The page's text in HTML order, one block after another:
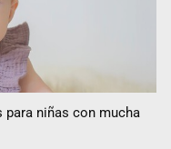
para niñas con mucha